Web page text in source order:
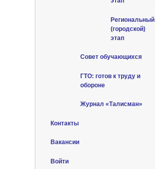
Региональный
(городской)
этап
Совет обучающихся
ГТО: готов к труду и
обороне
Журнал «Талисман»
Контакты
Вакансии
Войти